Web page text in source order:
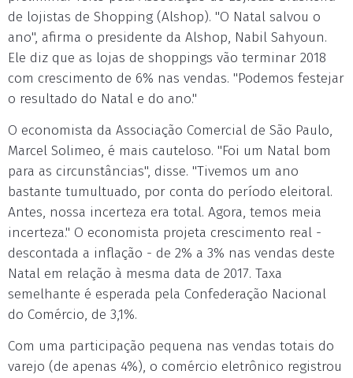
de lojistas de Shopping (Alshop). "O Natal salvou o
ano", afirma o presidente da Alshop, Nabil Sahyoun.
Ele diz que as lojas de shoppings vão terminar 2018
com crescimento de 6% nas vendas. "Podemos festejar
o resultado do Natal e do ano."
O economista da Associação Comercial de São Paulo,
Marcel Solimeo, é mais cauteloso. "Foi um Natal bom
para as circunstâncias", disse. "Tivemos um ano
bastante tumultuado, por conta do período eleitoral.
Antes, nossa incerteza era total. Agora, temos meia
incerteza." O economista projeta crescimento real -
descontada a inflação - de 2% a 3% nas vendas deste
Natal em relação à mesma data de 2017. Taxa
semelhante é esperada pela Confederação Nacional
do Comércio, de 3,1%.
Com uma participação pequena nas vendas totais do
varejo (de apenas 4%), o comércio eletrônico registrou